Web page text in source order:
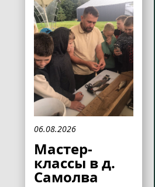
06.08.2026
Мастер-
классы в д.
Самолва